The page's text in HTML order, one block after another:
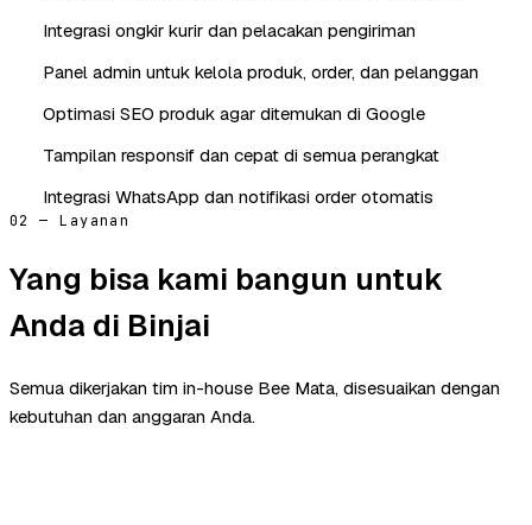
Integrasi ongkir kurir dan pelacakan pengiriman
Panel admin untuk kelola produk, order, dan pelanggan
Optimasi SEO produk agar ditemukan di Google
Tampilan responsif dan cepat di semua perangkat
Integrasi WhatsApp dan notifikasi order otomatis
02 — Layanan
Yang bisa kami bangun untuk
Anda di Binjai
Semua dikerjakan tim in-house Bee Mata, disesuaikan dengan
kebutuhan dan anggaran Anda.